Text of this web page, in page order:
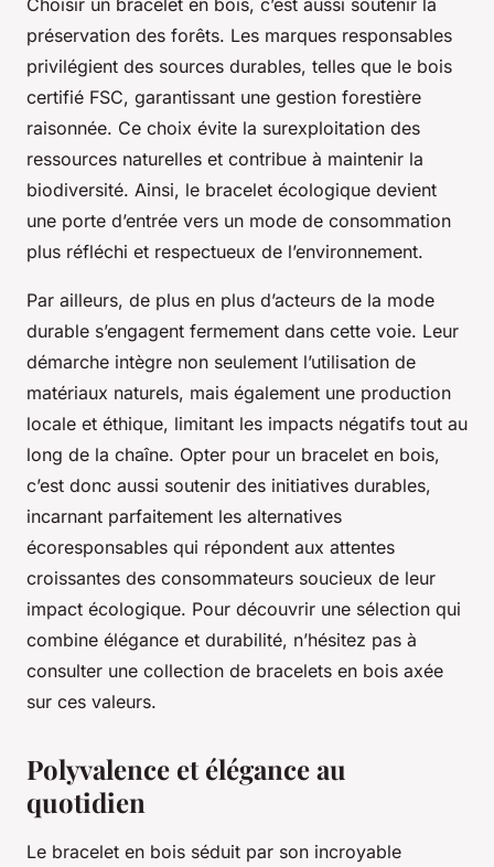
Choisir un bracelet en bois, c’est aussi soutenir la
préservation des forêts. Les marques responsables
privilégient des sources durables, telles que le bois
certifié FSC, garantissant une gestion forestière
raisonnée. Ce choix évite la surexploitation des
ressources naturelles et contribue à maintenir la
biodiversité. Ainsi, le bracelet écologique devient
une porte d’entrée vers un mode de consommation
plus réfléchi et respectueux de l’environnement.
Par ailleurs, de plus en plus d’acteurs de la mode
durable s’engagent fermement dans cette voie. Leur
démarche intègre non seulement l’utilisation de
matériaux naturels, mais également une production
locale et éthique, limitant les impacts négatifs tout au
long de la chaîne. Opter pour un bracelet en bois,
c’est donc aussi soutenir des initiatives durables,
incarnant parfaitement les alternatives
écoresponsables qui répondent aux attentes
croissantes des consommateurs soucieux de leur
impact écologique. Pour découvrir une sélection qui
combine élégance et durabilité, n’hésitez pas à
consulter une collection de bracelets en bois axée
sur ces valeurs.
Polyvalence et élégance au
quotidien
Le bracelet en bois séduit par son incroyable